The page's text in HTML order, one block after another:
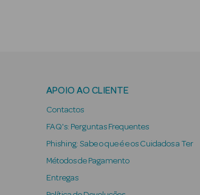
APOIO AO CLIENTE
Contactos
FAQ's: Perguntas Frequentes
Phishing: Sabe o que é e os Cuidados a Ter
Métodos de Pagamento
Entregas